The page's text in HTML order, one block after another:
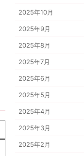
2025年10月
2025年9月
2025年8月
2025年7月
2025年6月
2025年5月
2025年4月
2025年3月
2025年2月